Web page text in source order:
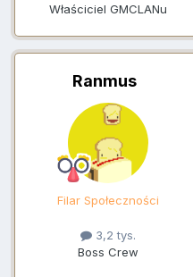
Właściciel GMCLANu
Ranmus
Filar Społeczności
3,2 tys.
Boss Crew